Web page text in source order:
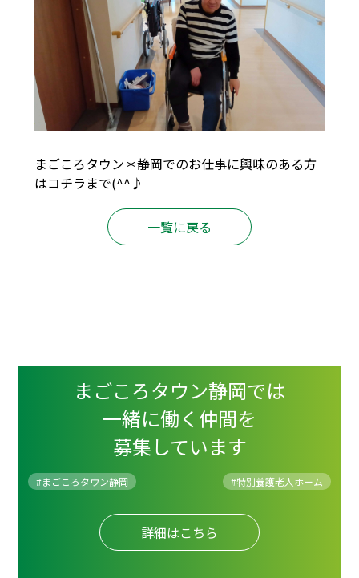
まごころタウン＊静岡でのお仕事に興味のある方
はコチラ まで(^^♪
一覧に戻る
まごころタウン静岡では
一緒に働く仲間を
募集しています
#まごころタウン静岡 #特別養護老人ホーム
詳細はこちら